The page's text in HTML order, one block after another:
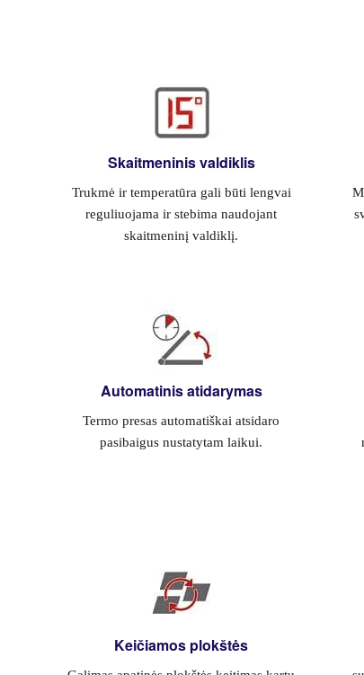
Skaitmeninis valdiklis
Trukmė ir temperatūra gali būti lengvai
reguliuojama ir stebima naudojant
skaitmeninį valdiklį.
Automatinis atidarymas
Termo presas automatiškai atsidaro
pasibaigus nustatytam laikui.
Keičiamos plokštės